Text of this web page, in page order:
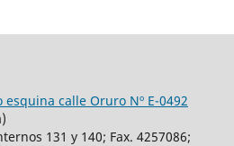
esquina calle Oruro Nº E-0492
131 y 140; Fax. 4257086;